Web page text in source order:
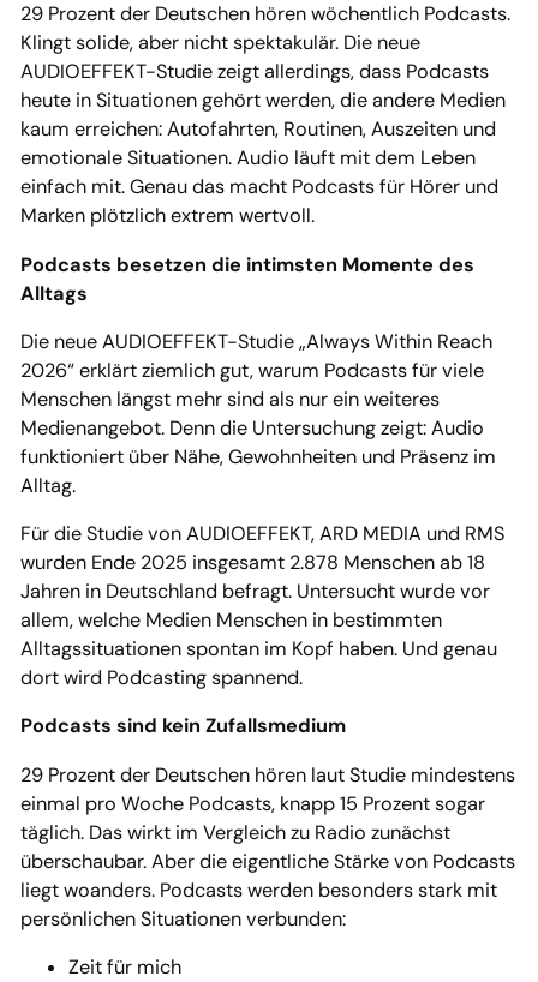
29 Prozent der Deutschen hören wöchentlich Podcasts.
Klingt solide, aber nicht spektakulär. Die neue
AUDIOEFFEKT-Studie zeigt allerdings, dass Podcasts
heute in Situationen gehört werden, die andere Medien
kaum erreichen: Autofahrten, Routinen, Auszeiten und
emotionale Situationen. Audio läuft mit dem Leben
einfach mit. Genau das macht Podcasts für Hörer und
Marken plötzlich extrem wertvoll.
Podcasts besetzen die intimsten Momente des
Alltags
Die neue AUDIOEFFEKT-Studie „Always Within Reach
2026“ erklärt ziemlich gut, warum Podcasts für viele
Menschen längst mehr sind als nur ein weiteres
Medienangebot. Denn die Untersuchung zeigt: Audio
funktioniert über Nähe, Gewohnheiten und Präsenz im
Alltag.
Für die Studie von AUDIOEFFEKT, ARD MEDIA und RMS
wurden Ende 2025 insgesamt 2.878 Menschen ab 18
Jahren in Deutschland befragt. Untersucht wurde vor
allem, welche Medien Menschen in bestimmten
Alltagssituationen spontan im Kopf haben. Und genau
dort wird Podcasting spannend.
Podcasts sind kein Zufallsmedium
29 Prozent der Deutschen hören laut Studie mindestens
einmal pro Woche Podcasts, knapp 15 Prozent sogar
täglich. Das wirkt im Vergleich zu Radio zunächst
überschaubar. Aber die eigentliche Stärke von Podcasts
liegt woanders. Podcasts werden besonders stark mit
persönlichen Situationen verbunden:
Zeit für mich